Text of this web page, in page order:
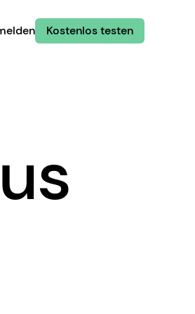
Kostenlos testen